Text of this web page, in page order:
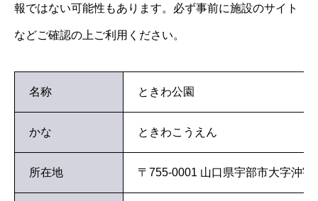
報ではない可能性もあります。必ず事前に施設のサイト
などご確認の上ご利用ください。
名称 ときわ公園
かな ときわこうえん
所在地 〒755-0001 山口県宇部市大字沖宇